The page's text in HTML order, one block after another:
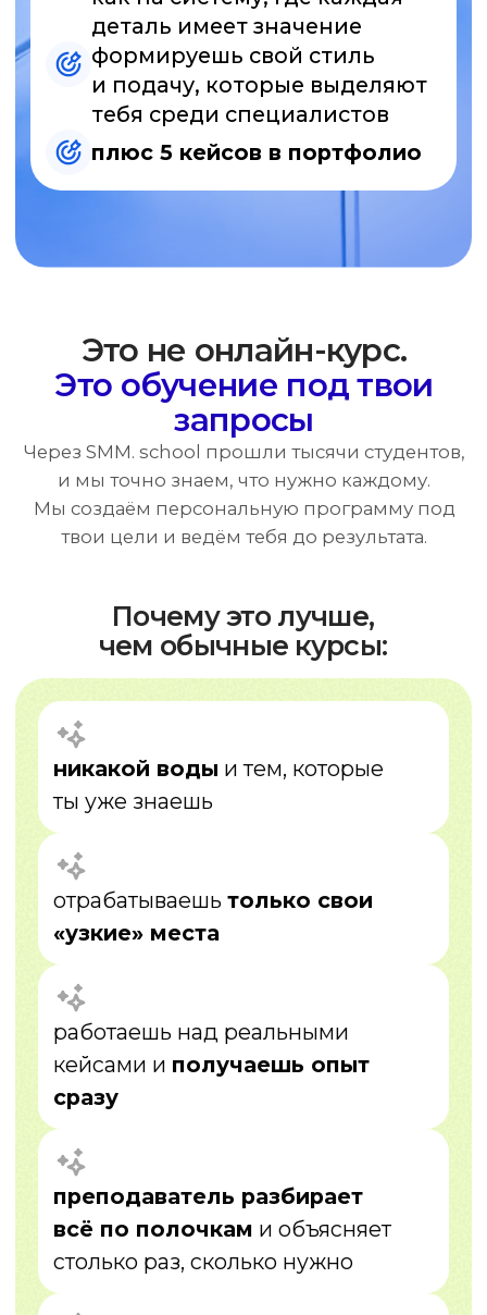
отрабатываешь
«узкие» места
работаешь над реальными
кейсами иполучаешь опыт
сразу
не тратишь время на лишнее —
фокус только на важном
Анализ
узнаем твои цели и уровень знаний
02
План
составляем персональную
программу для тебя
Обучение 1:1
занятия онлайн + отработка знаний +
практика
04
Реальные кейсы
работаешь не «на примерах»,
а на практике
05
Доп. модули
самостоятельно обучения